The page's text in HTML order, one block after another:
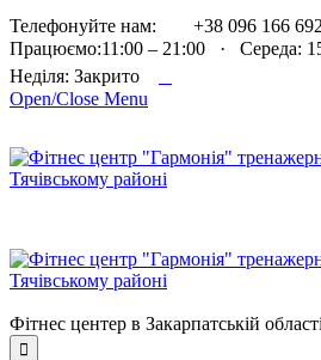
Телефонуйте нам:
+38 096 166
Працюємо:11:00 – 21:00 · Середа:
Неділя: Закрито
Open/Close Menu
Фітнес центер в Закарпатській області
